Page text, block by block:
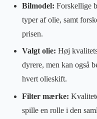
Bilmodel: Forskellige
typer af olie, samt
prisen.
Valgt olie: Høj
dyrere, men kan også
hvert olieskift.
Filter mærke:
spille en rolle i den